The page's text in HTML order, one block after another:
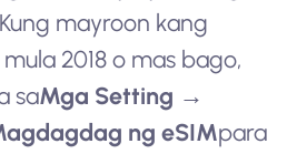
mayroon kang
2018 o mas bago,
saMga Setting →
ng eSIMpara